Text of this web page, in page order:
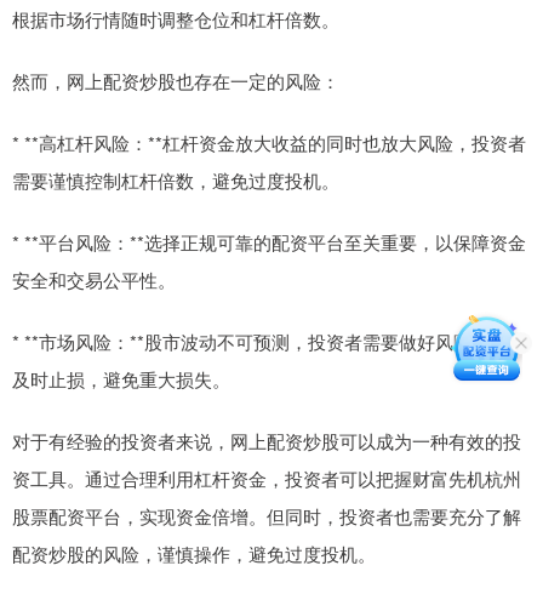
根据市场行情随时调整仓位和杠杆倍数。
然而，网上配资炒股也存在一定的风险：
* **高杠杆风险：**杠杆资金放大收益的同时也放大风险，投资者
需要谨慎控制杠杆倍数，避免过度投机。
* **平台风险：**选择正规可靠的配资平台至关重要，以保障资金
安全和交易公平性。
* **市场风险：**股市波动不可预测，投资者需要做好风险管理，
及时止损，避免重大损失。
对于有经验的投资者来说，网上配资炒股可以成为一种有效的投
资工具。通过合理利用杠杆资金，投资者可以把握财富先机杭州
股票配资平台，实现资金倍增。但同时，投资者也需要充分了解
配资炒股的风险，谨慎操作，避免过度投机。